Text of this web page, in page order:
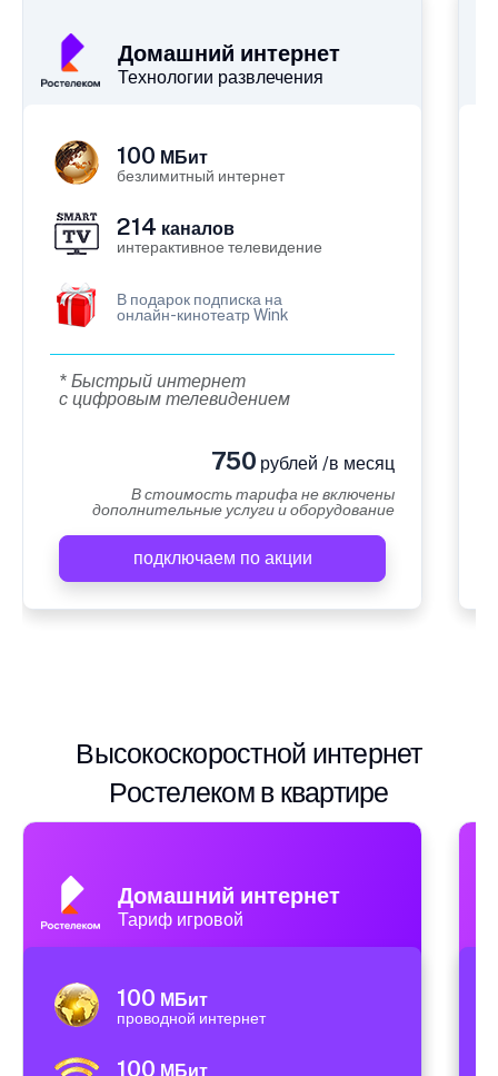
Домашний интернет
Технологии развлечения
100 МБит
безлимитный интернет
214 каналов
интерактивное телевидение
В подарок подписка на
онлайн-кинотеатр Wink
* Быстрый интернет
с цифровым телевидением
750 рублей /в месяц
В стоимость тарифа не включены
дополнительные услуги и оборудование
подключаем по акции
Высокоскоростной интернет
Ростелеком в квартире
Домашний интернет
Тариф игровой
100 МБит
проводной интернет
100 МБит